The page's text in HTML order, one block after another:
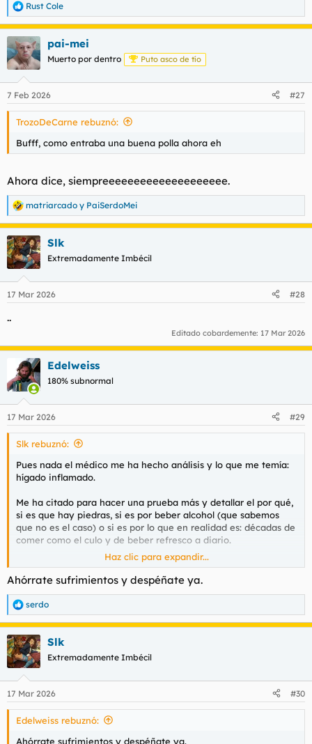
R
e
a
c
c
i
e
s
Rust Cole
pai-mei
Muerto por dentro Puto asco de tío
7 Feb 2026 #27
TrozoDeCarne rebuznó:
Bufff, como entraba una buena polla ahora eh
Ahora dice, siempreeeeeeeeeeeeeeeeeeee.
R
e
a
c
c
i
e
matriarcado y PaiSerdoMei
Slk
Extremadamente Imbécil
17 Mar 2026 #28
..
Editado cobardemente: 17 Mar 2026
Edelweiss
180% subnormal
17 Mar 2026 #29
Slk rebuznó:
Pues nada el médico me ha hecho análisis y lo que me temía:
hígado inflamado.
Me ha citado para hacer una prueba más y detallar el por qué,
si es que hay piedras, si es por beber alcohol (que sabemos
que no es el caso) o si es por lo que en realidad es: décadas de
comer como el culo y de beber refresco a diario.
Colesterol algo alto, lo justo. No es muy bestia pero algo alto,
en el límite.
Y mira que llevo desde principios de noviembre comiendo y
bebiendo lo que se debe de forma sana, pero claro, me he
maltratado tanto que para revertir esa situación no bastan
cuatro meses de vida y dieta saludables.
Aun puedo dar gracias que al menos me desperté.
E insisto una vez más que lo que no entiendo es cómo cojones
no me dió un infarto, como cojones en la puta vida he sido
obeso como una ballena ni como cojones cuando he tenido un
sobrepeso menor del que debería para tanta caña que me he
metido, en cuatro días de mierda haciendo dieta se me ha
Haz clic para expandir...
Ahórrate sufrimientos y despéñate ya.
R
e
a
c
c
i
e
s
serdo
Slk
Extremadamente Imbécil
17 Mar 2026 #30
Edelweiss rebuznó:
Ahórrate sufrimientos y despéñate ya.